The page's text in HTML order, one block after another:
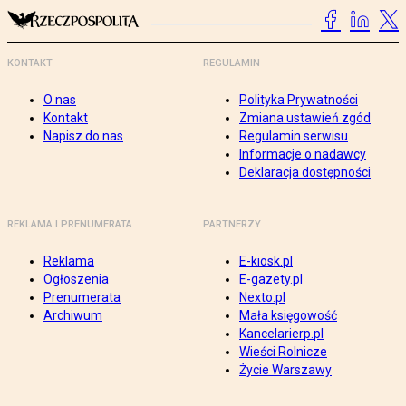
KONTAKT
O nas
Kontakt
Napisz do nas
REGULAMIN
Polityka Prywatności
Zmiana ustawień zgód
Regulamin serwisu
Informacje o nadawcy
Deklaracja dostępności
REKLAMA I PRENUMERATA
Reklama
Ogłoszenia
Prenumerata
Archiwum
PARTNERZY
E-kiosk.pl
E-gazety.pl
Nexto.pl
Mała księgowość
Kancelarierp.pl
Wieści Rolnicze
Życie Warszawy